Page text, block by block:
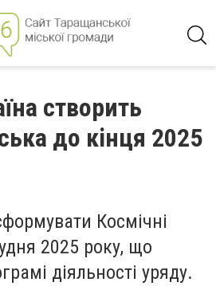
створить
до кінця 2025
Космічні
2025 року, що
діяльності уряду.